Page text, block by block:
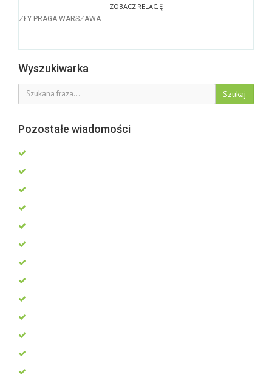
ZOBACZ RELACJĘ
ZŁY PRAGA WARSZAWA
Wyszukiwarka
Szukaj
Pozostałe wiadomości